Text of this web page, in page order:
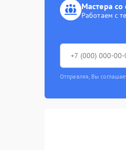
Мастера со
Работаем с
Отправляя, Вы